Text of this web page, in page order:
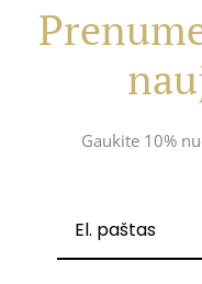
Gaukite 10%